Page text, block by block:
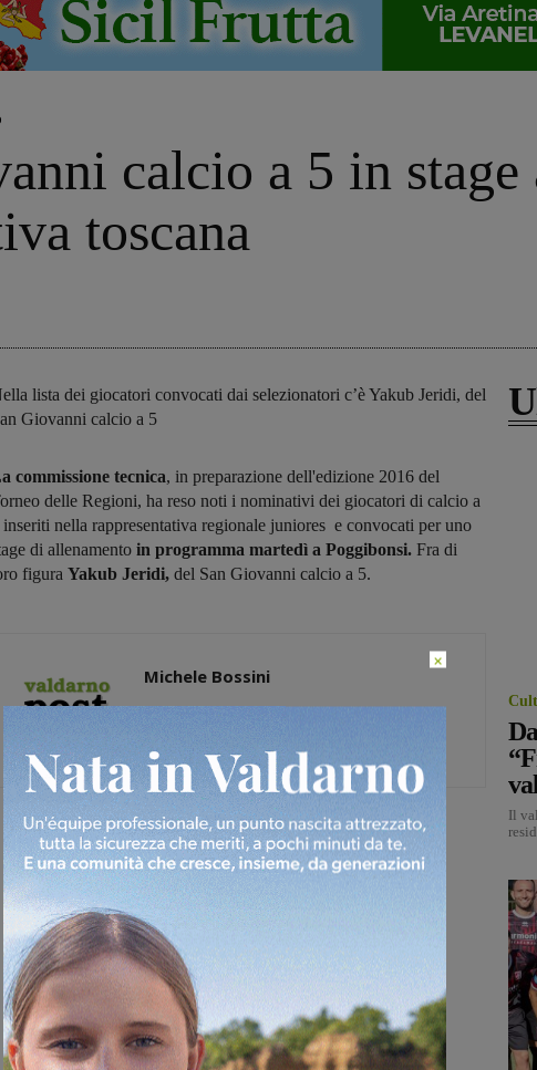
calcio a 5 in stage
toscana
lista dei giocatori convocati dai selezionatori c’è Yakub Jeridi, del
Giovanni calcio a 5
commissione tecnica, in preparazione dell'edizione 2016 del
delle Regioni, ha reso noti i nominativi dei giocatori di calcio a
inseriti nella rappresentativa regionale juniores e convocati per uno
di allenamento in programma martedì a Poggibonsi. Fra di
figura Yakub Jeridi, del San Giovanni calcio a 5.
Michele Bossini
Share
Il
×